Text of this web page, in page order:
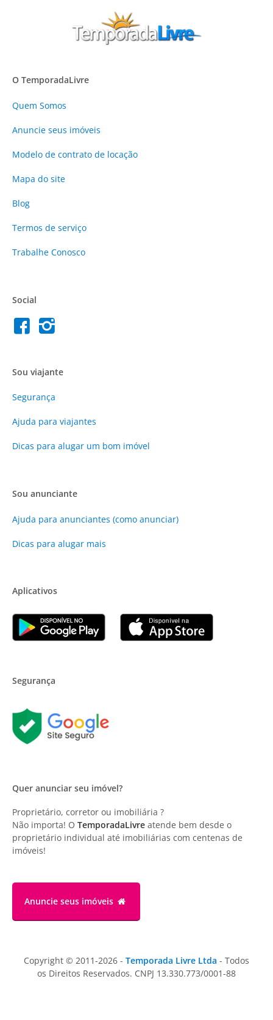
O TemporadaLivre
Quem Somos
Anuncie seus imóveis
Modelo de contrato de locação
Mapa do site
Blog
Termos de serviço
Trabalhe Conosco
Social
Sou viajante
Segurança
Ajuda para viajantes
Dicas para alugar um bom imóvel
Sou anunciante
Ajuda para anunciantes (como anunciar)
Dicas para alugar mais
Aplicativos
Segurança
Quer anunciar seu imóvel?
Proprietário, corretor ou imobiliária ?
Não importa! O TemporadaLivre atende bem desde o
proprietário individual até imobiliárias com centenas de
imóveis!
Anuncie seus imóveis
Copyright © 2011-2026 - Temporada Livre Ltda - Todos
os Direitos Reservados. CNPJ 13.330.773/0001-88